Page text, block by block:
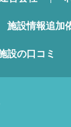
施設情報追加
設の口コミ